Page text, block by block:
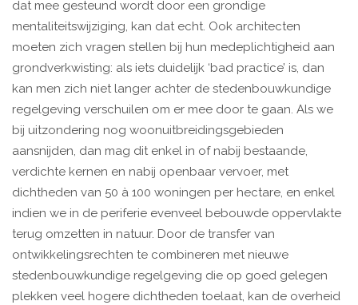
dat mee gesteund wordt door een grondige
mentaliteitswijziging, kan dat echt. Ook architecten
moeten zich vragen stellen bij hun medeplichtigheid aan
grondverkwisting: als iets duidelijk ‘bad practice’ is, dan
kan men zich niet langer achter de stedenbouwkundige
regelgeving verschuilen om er mee door te gaan. Als we
bij uitzondering nog woonuitbreidingsgebieden
aansnijden, dan mag dit enkel in of nabij bestaande,
verdichte kernen en nabij openbaar vervoer, met
dichtheden van 50 à 100 woningen per hectare, en enkel
indien we in de periferie evenveel bebouwde oppervlakte
terug omzetten in natuur. Door de transfer van
ontwikkelingsrechten te combineren met nieuwe
stedenbouwkundige regelgeving die op goed gelegen
plekken veel hogere dichtheden toelaat, kan de overheid